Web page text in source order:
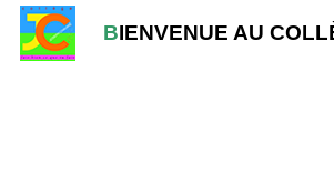
BIENVENUE AU